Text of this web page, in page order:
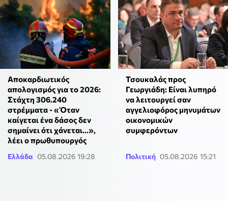
Αποκαρδιωτικός
απολογισμός για το 2026:
Στάχτη 306.240
στρέμματα - «Όταν
καίγεται ένα δάσος δεν
σημαίνει ότι χάνεται...»,
λέει ο πρωθυπουργός
Ελλάδα 05.08.2026 19:28
Τσουκαλάς προς
Γεωργιάδη: Είναι λυπηρό
να λειτουργεί σαν
αγγελιοφόρος μηνυμάτων
οικονομικών
συμφερόντων
Πολιτική 05.08.2026 15:21